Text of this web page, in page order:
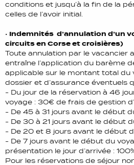
conditions et jusqu’à la fin de la
celles de l’avoir initial.
• Indemnités d’annulation d’un
circuits en Corse et croisières)
Toute annulation par le vacancier
entraîne l’application du barème
applicable sur le montant total du
dossier et d’assurance éventuels
- Du jour de la réservation à 46
voyage : 30€ de frais de gestion
- De 45 à 31 jours avant le début
- De 30 à 21 jours avant le début
- De 20 et 8 jours avant le début
- De 7 jours avant le début du
présentation le jour d’arrivée :
Pour les réservations de séjour